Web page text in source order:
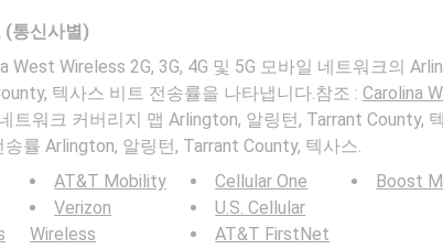
(통신사별)
West Wireless 2G, 3G, 4G 및 5G 모바일 네트워크의
텍사스 비트 전송률을 나타냅니다.참조 : Carolina
트워크 커버리지 맵 Arlington, 알링턴, Tarrant County,
률 Arlington, 알링턴, Tarrant County, 텍사스.
AT&T Mobility
Verizon
Wireless
Cellular One
U.S. Cellular
AT&T FirstNet
Boost